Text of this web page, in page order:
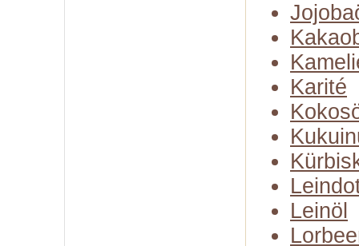
Karité
Leinöl